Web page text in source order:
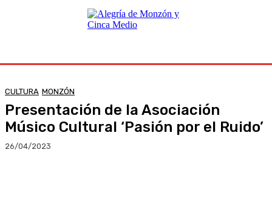
CULTURA MONZÓN
Presentación de la Asociación
Músico Cultural ‘Pasión por el Ruido’
26/04/2023